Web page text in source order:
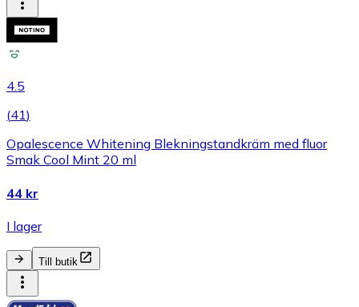
4.5
(41)
Opalescence Whitening Blekningstandkräm med fluor
Smak Cool Mint 20 ml
44 kr
I lager
Till butik